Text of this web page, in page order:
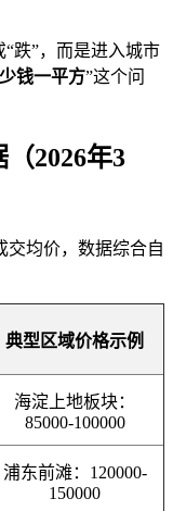
跌”，而是进入城市
钱一平方”这个问
2026年3
交均价，数据综合自
典型区域价格示例
海淀上地板块：
85000-100000
浦东前滩：120000-
150000